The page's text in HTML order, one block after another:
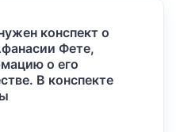
конспект о
Фете,
о его
В конспекте